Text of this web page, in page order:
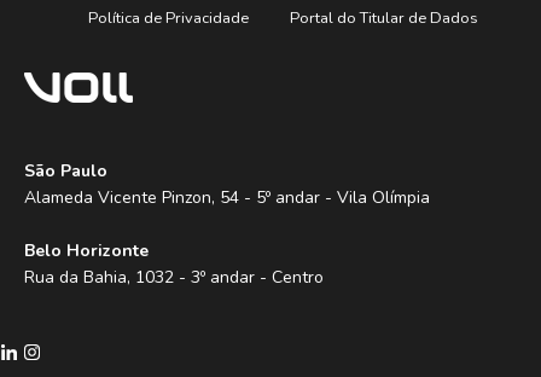
Política de Privacidade Portal do Titular de Dados
São Paulo
Alameda Vicente Pinzon, 54 - 5º andar - Vila Olímpia
Belo Horizonte
Rua da Bahia, 1032 - 3º andar - Centro